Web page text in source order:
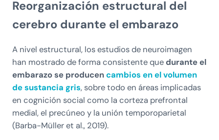
Reorganización estructural del
cerebro durante el embarazo
A nivel estructural, los estudios de neuroimagen
han mostrado de forma consistente que durante el
embarazo se producencambios en el volumen
de sustancia gris, sobre todo en áreas implicadas
en cognición social como la corteza prefrontal
medial, el precúneo y la unión temporoparietal
(Barba-Müller et al., 2019).